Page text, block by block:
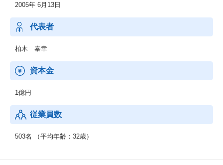
2005年 6月13日
代表者
柏木 泰幸
資本金
1億円
従業員数
503名 （平均年齢：32歳）